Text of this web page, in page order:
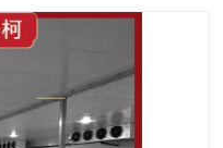
绵阳冻库,绵阳保鲜冷库
广元冻库安装,广元冻库造
价
遂宁冻库